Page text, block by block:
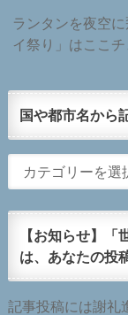
ランタンを夜空
イ祭り」はここ
国や都市名から
【お知らせ】
は、あなたの投
記事投稿には謝礼